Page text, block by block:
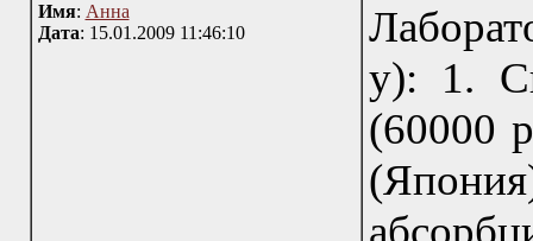
Имя: Анна
Дата: 15.01.2009 11:46:10
у): 1.
(60000